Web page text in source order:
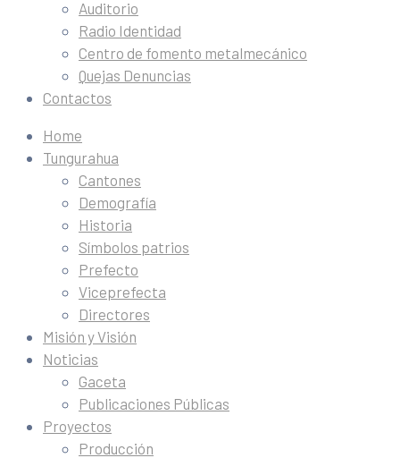
Auditorio
Radio Identidad
Centro de fomento metalmecánico
Quejas Denuncias
Contactos
Home
Tungurahua
Cantones
Demografía
Historia
Símbolos patrios
Prefecto
Viceprefecta
Directores
Misión y Visión
Noticias
Gaceta
Publicaciones Públicas
Proyectos
Producción